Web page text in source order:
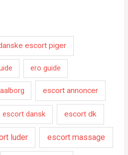
escort piger
ero guide
escort annoncer
escort dansk escort dk
luder escort massage